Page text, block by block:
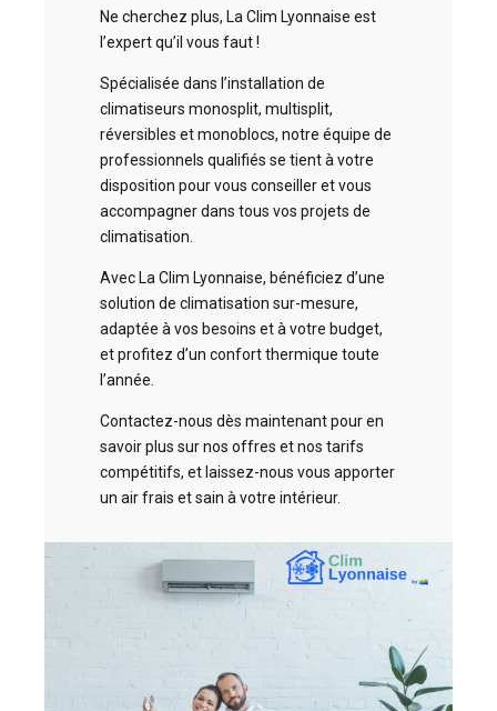
Ne cherchez plus, La Clim Lyonnaise est
l’expert qu’il vous faut !
Spécialisée dans l’installation de
climatiseurs monosplit, multisplit,
réversibles et monoblocs, notre équipe de
professionnels qualifiés se tient à votre
disposition pour vous conseiller et vous
accompagner dans tous vos projets de
climatisation.
Avec La Clim Lyonnaise, bénéficiez d’une
solution de climatisation sur-mesure,
adaptée à vos besoins et à votre budget,
et profitez d’un confort thermique toute
l’année.
Contactez-nous dès maintenant pour en
savoir plus sur nos offres et nos tarifs
compétitifs, et laissez-nous vous apporter
un air frais et sain à votre intérieur.